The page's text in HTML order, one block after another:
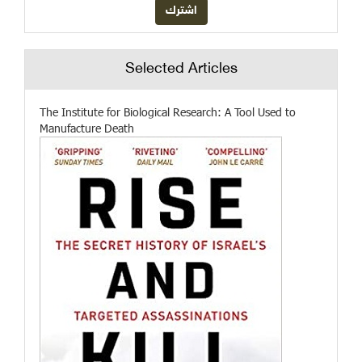
Selected Articles
The Institute for Biological Research: A Tool Used to
Manufacture Death